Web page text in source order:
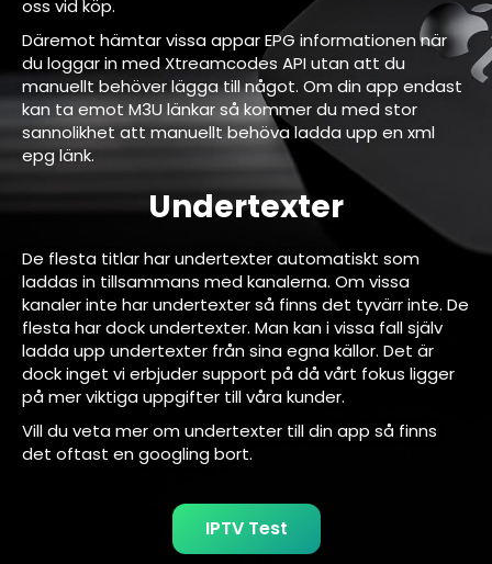
oss vid köp.
Däremot hämtar vissa appar EPG informationen när
du loggar in med Xtreamcodes API utan att du
manuellt behöver lägga till något. Om din app endast
kan ta emot M3U länkar så kommer du med stor
sannolikhet att manuellt behöva ladda upp en xml
epg länk.
Undertexter
De flesta titlar har undertexter automatiskt som
laddas in tillsammans med kanalerna. Om vissa
kanaler inte har undertexter så finns det tyvärr inte. De
flesta har dock undertexter. Man kan i vissa fall själv
ladda upp undertexter från sina egna källor. Det är
dock inget vi erbjuder support på då vårt fokus ligger
på mer viktiga uppgifter till våra kunder.
Vill du veta mer om undertexter till din app så finns
det oftast en googling bort.
IPTV Test